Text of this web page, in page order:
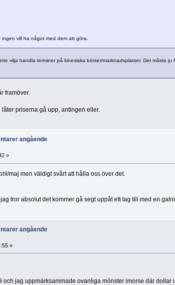
vill ha något med dem att göra.
vilja handla terminer på kinesiska börser/marknadsplatser. Det måste ju
framöver.
priserna gå upp, antingen eller.
angående
»
maj men väldigt svårt att hålla oss över det.
tror absolut det kommer gå segt uppåt ett tag till med en
angående
»
jag uppmärksammade ovanliga mönster imorse där dollar